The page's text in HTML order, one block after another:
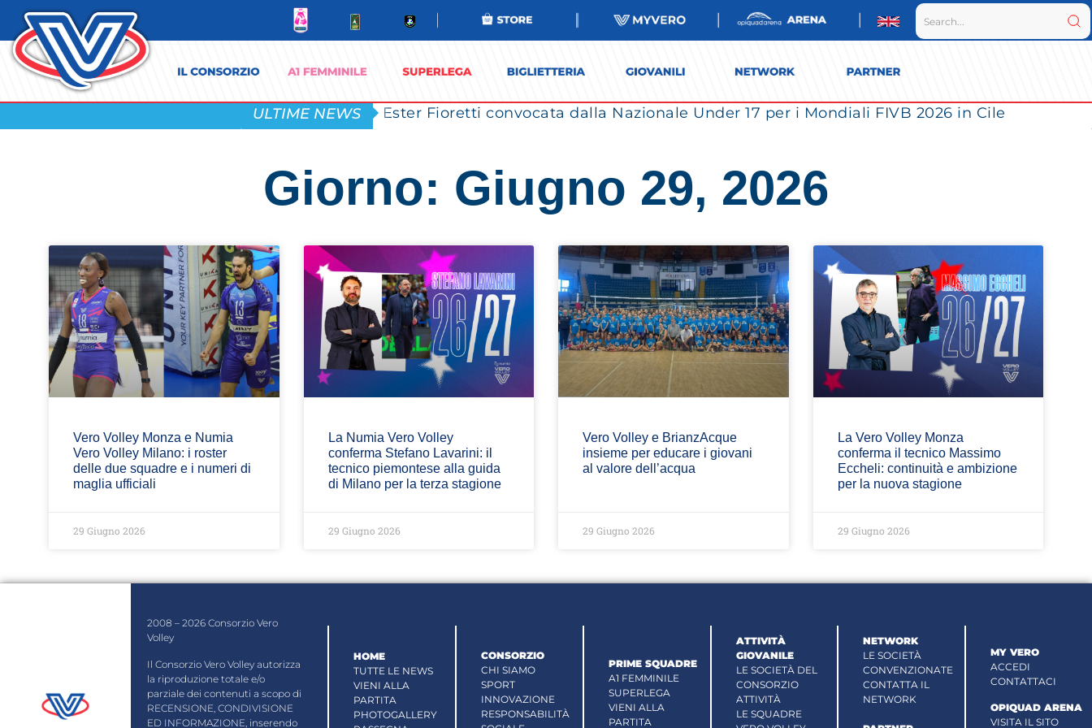
ULTIME NEWS Ester Fioretti convocata dalla Nazionale Under 17 per i Mondiali FIVB 2026 in Cile
Giorno: Giugno 29, 2026
Vero Volley Monza e Numia
Vero Volley Milano: i roster
delle due squadre e i numeri di
maglia ufficiali
29 Giugno 2026
La Numia Vero Volley
conferma Stefano Lavarini: il
tecnico piemontese alla guida
di Milano per la terza stagione
29 Giugno 2026
Vero Volley e BrianzAcque
insieme per educare i giovani
al valore dell’acqua
29 Giugno 2026
La Vero Volley Monza
conferma il tecnico Massimo
Eccheli: continuità e ambizione
per la nuova stagione
29 Giugno 2026
2008 – 2026 Consorzio Vero
Volley
Il Consorzio Vero Volley autorizza
la riproduzione totale e/o
parziale dei contenuti a scopo di
RECENSIONE, CONDIVISIONE
ED INFORMAZIONE, inserendo
HOME
TUTTE LE NEWS
VIENI ALLA
PARTITA
PHOTOGALLERY
CONSORZIO
CHI SIAMO
SPORT
INNOVAZIONE
RESPONSABILITÀ
PRIME SQUADRE
A1 FEMMINILE
SUPERLEGA
VIENI ALLA
PARTITA
ATTIVITÀ
GIOVANILE
LE SOCIETÀ DEL
CONSORZIO
ATTIVITÀ
LE SQUADRE
NETWORK
LE SOCIETÀ
CONVENZIONATE
CONTATTA IL
NETWORK
MY VERO
ACCEDI
CONTATTACI
OPIQUAD ARENA
VISITA IL SITO